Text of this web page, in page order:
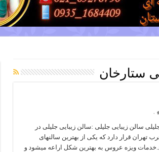
ستارخان
۰
سالن زیبایی جلیلی :سالن زیبایی جلیلی در
تهران قرار دارد که یکی از بهترین سالنهای
ویزه عروس به بهترین شکل اراعه میشود و